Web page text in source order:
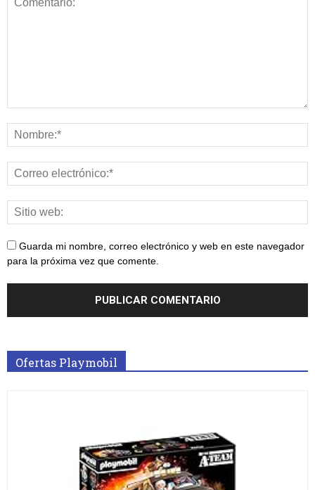
Guarda mi nombre, correo electrónico y web en este navegador
para la próxima vez que comente.
Ofertas Playmobil